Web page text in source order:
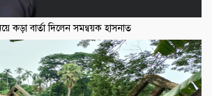
কড়া বার্তা দিলেন সমন্বয়ক হাসনাত